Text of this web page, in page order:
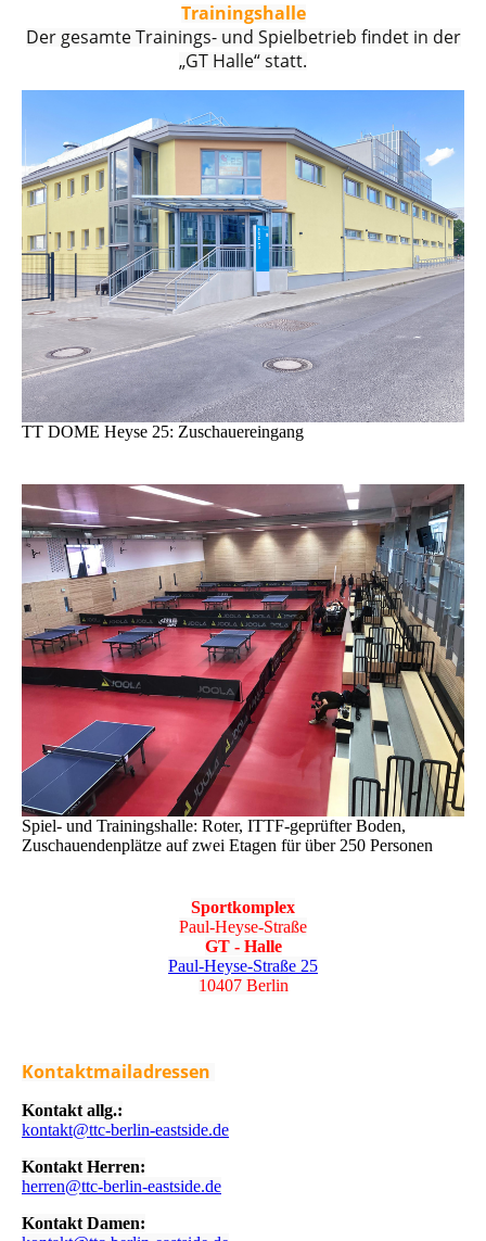
Trainingshalle
Der gesamte Trainings- und Spielbetrieb findet in der
„GT Halle“ statt.
TT DOME Heyse 25: Zuschauereingang
Spiel- und Trainingshalle: Roter, ITTF-geprüfter Boden,
Zuschauendenplätze auf zwei Etagen für über 250 Personen
Sportkomplex
Paul-Heyse-Straße
GT - Halle
Paul-Heyse-Straße 25
10407 Berlin
Kontaktmailadressen
Kontakt allg.:
kontakt@ttc-berlin-eastside.de
Kontakt Herren:
herren@ttc-berlin-eastside.de
Kontakt Damen: